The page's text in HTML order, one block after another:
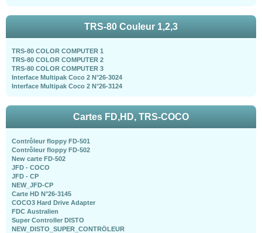
TRS-80 Couleur 1,2,3
TRS-80 COLOR COMPUTER 1
TRS-80 COLOR COMPUTER 2
TRS-80 COLOR COMPUTER 3
Interface Multipak Coco 2 N°26-3024
Interface Multipak Coco 2 N°26-3124
Cartes FD,HD, TRS-COCO
Contrôleur floppy FD-501
Contrôleur floppy FD-502
New carte FD-502
JFD - COCO
JFD - CP
NEW_JFD-CP
Carte HD N°26-3145
COCO3 Hard Drive Adapter
FDC Australien
Super Controller DISTO
NEW_DISTO_SUPER_CONTRÖLEUR